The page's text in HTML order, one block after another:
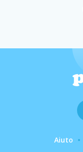
Aiuto